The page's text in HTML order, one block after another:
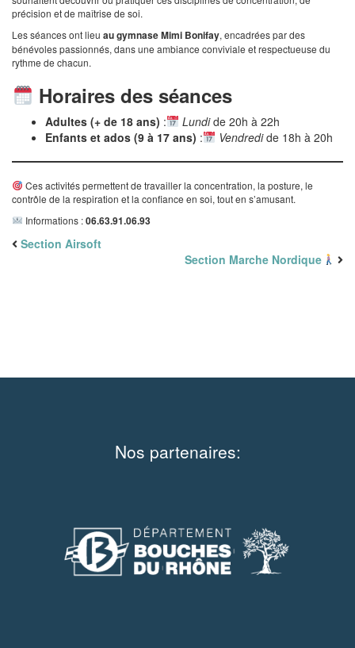
précision et de maîtrise de soi.
Les séances ont lieu au gymnase Mimi Bonifay, encadrées par des
bénévoles passionnés, dans une ambiance conviviale et respectueuse du
rythme de chacun.
Horaires des séances
Adultes (+ de 18 ans) : Lundide 20h à 22h
Enfants et ados (9 à 17 ans) : Vendredide 18h à 20h
Ces activités permettent de travailler la concentration, la posture, le
contrôle de la respiration et la confiance en soi, tout en s’amusant.
Informations :06.63.91.06.93
Section Airsoft
Section Marche Nordique
Nos partenaires: